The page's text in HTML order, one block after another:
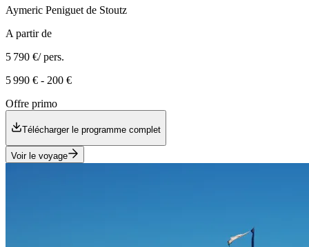
Aymeric Peniguet de Stoutz
A partir de
5 790 €/ pers.
5 990 € - 200 €
Offre primo
Télécharger le programme complet
Voir le voyage